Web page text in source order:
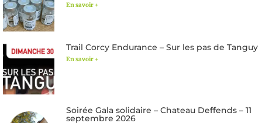
En savoir +
Trail Corcy Endurance – Sur les pas de Tanguy
En savoir +
Soirée Gala solidaire – Chateau Deffends – 11
septembre 2026